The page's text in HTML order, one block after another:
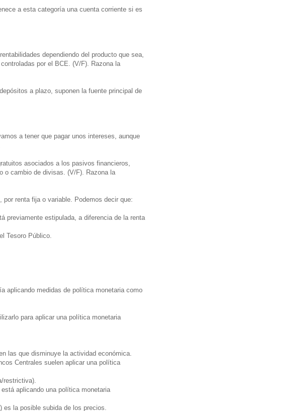
a esta categoría una cuenta corriente si es
dependiendo del producto que sea,
por el BCE. (V/F). Razona la
a plazo, suponen la fuente principal de
a tener que pagar unos intereses, aunque
asociados a los pasivos financieros,
o cambio de divisas. (V/F). Razona la
renta fija o variable. Podemos decir que:
previamente estipulada, a diferencia de la renta
Tesoro Público.
aplicando medidas de política monetaria como
para aplicar una política monetaria
las que disminuye la actividad económica.
Centrales suelen aplicar una política
restrictiva).
aplicando una política monetaria
es la posible subida de los precios.